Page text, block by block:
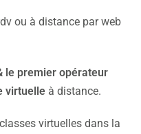
ou à distance par web
le premier opérateur
virtuelle à distance.
virtuelles dans la